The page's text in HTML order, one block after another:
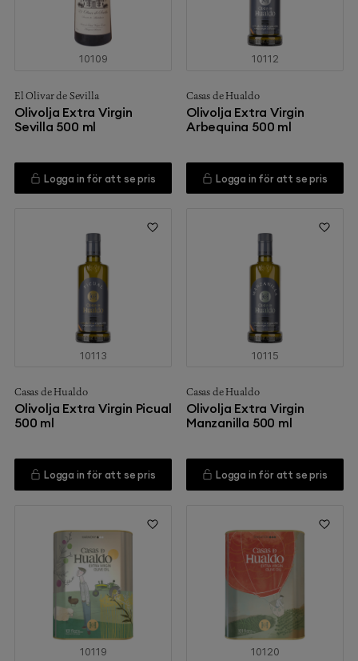
10109
El Olivar de Sevilla
Olivolja Extra Virgin
Sevilla 500 ml
Logga in för att se pris
10112
Casas de Hualdo
Olivolja Extra Virgin
Arbequina 500 ml
Logga in för att se pris
10113
Casas de Hualdo
Olivolja Extra Virgin Picual
500 ml
Logga in för att se pris
10115
Casas de Hualdo
Olivolja Extra Virgin
Manzanilla 500 ml
Logga in för att se pris
10119 10120